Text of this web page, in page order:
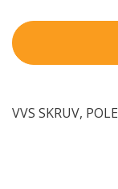
VVS SKRUV,